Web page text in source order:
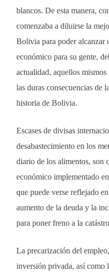
blancos. De esta manera,
comenzaba a diluirse la
Bolivia para poder alcanzar
económico para su gente,
actualidad, aquellos mismos
las duras consecuencias de
historia de Bolivia.
Escases de divisas
desabastecimiento en los
diario de los alimentos, son
económico implementado
que puede verse reflejado
aumento de la deuda y la
para poner freno a la
La precarización del
inversión privada, así como